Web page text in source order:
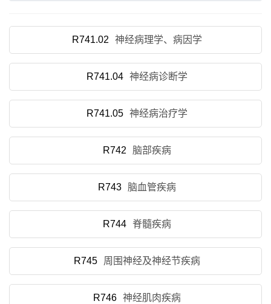
R741.02 神经病理学、病因学
R741.04 神经病诊断学
R741.05 神经病治疗学
R742 脑部疾病
R743 脑血管疾病
R744 脊髓疾病
R745 周围神经及神经节疾病
R746 神经肌肉疾病